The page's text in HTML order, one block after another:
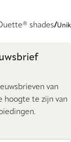
shades
Unik
van
hoogte te zijn van